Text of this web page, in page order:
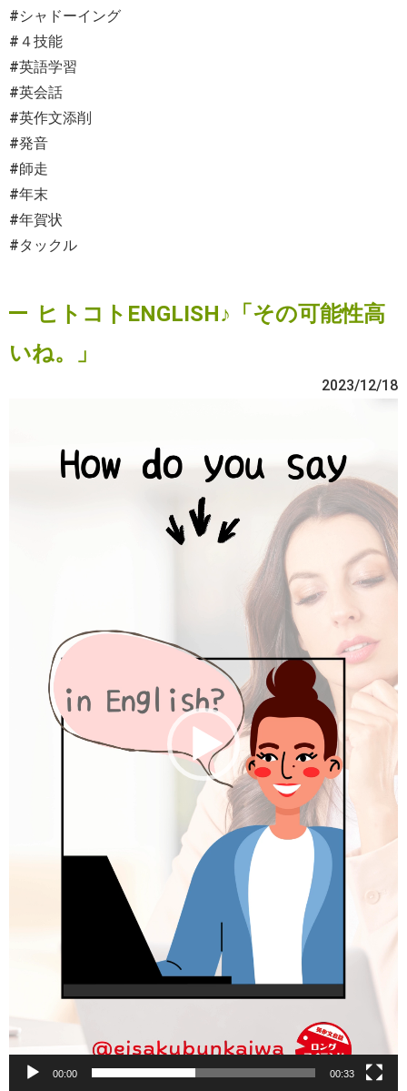
#シャドーイング
#４技能
#英語学習
#英会話
#英作文添削
#発音
#師走
#年末
#年賀状
#タックル
ヒトコトENGLISH♪「その可能性高
いね。」
2023/12/18
00:00 00:33